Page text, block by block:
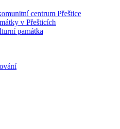
centrum Přeštice
v Přešticích
památka